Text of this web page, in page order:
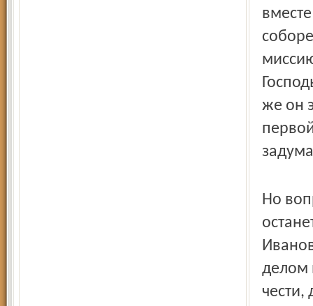
же он
Но
делом
чести,